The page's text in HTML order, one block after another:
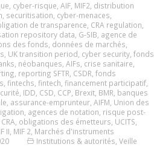
cyber-risque AIF MIF2 distribution
securitisation cyber-menaces
de transparence CRA regulation
repository data G-SIB agence de
des fonds données de marchés
UK transition period cyber security fonds
néobanques AIFs crise sanitaire
reporting SFTR CSDR fonds
fintechs fintech financement participatif
IDD CSD CCP Brexit BMR banques
assurance-emprunteur AIFM Union des
agences de notation risque post-
CRA obligations des émetteurs UCITS
II MIF 2 Marchés d'instruments
Institutions & autorités Veille